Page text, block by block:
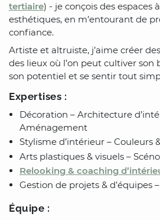
tertiaire) - je conçois des espaces
esthétiques, en m’entourant de
confiance.
Artiste et altruiste, j’aime créer
des lieux où l’on peut cultiver
son potentiel et se sentir tout
Expertises :
Décoration – Architecture
Aménagement
Stylisme d’intérieur – Couleurs
Arts plastiques & visuels –
Relooking & coaching
Gestion de projets & d’équipes
Équipe :